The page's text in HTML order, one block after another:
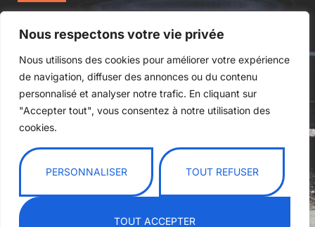
Nous respectons votre vie privée
Nous utilisons des cookies pour améliorer votre expérience
de navigation, diffuser des annonces ou du contenu
personnalisé et analyser notre trafic. En cliquant sur
"Accepter tout", vous consentez à notre utilisation des
cookies.
PERSONNALISER TOUT REFUSER
TOUT ACCEPTER
Professionnels
Cavaliers
A PROPOS
Partenaires
Contact
Mentions légales